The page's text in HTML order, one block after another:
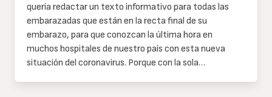
quería redactar un texto informativo para todas las
embarazadas que están en la recta final de su
embarazo, para que conozcan la última hora en
muchos hospitales de nuestro país con esta nueva
situación del coronavirus. Porque con la sola…